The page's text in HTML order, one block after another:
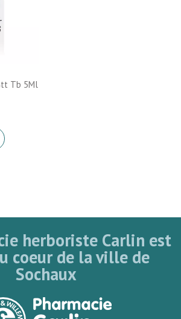
Tb 5Ml
herboriste Carlin est
coeur de la ville de
Sochaux